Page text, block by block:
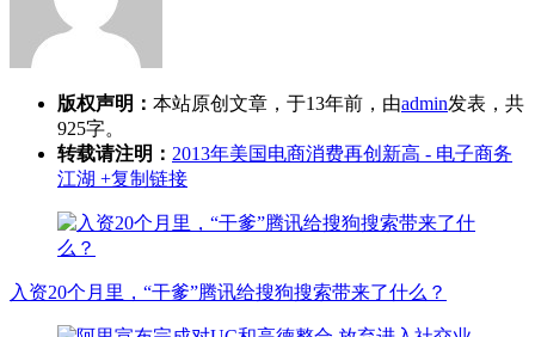
版权声明： 本站原创文章，于13年前，由admin发表，共
925字。
转载请注明： 2013年美国电商消费再创新高 - 电子商务
江湖 +复制链接
入资20个月里，“干爹”腾讯给搜狗搜索带来了什么？